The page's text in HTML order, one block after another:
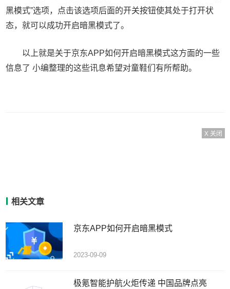
黑模式”选项，点击该选项后面的开关按钮使其处于打开状
态，就可以成功开启暗黑模式了。
以上就是关于京东APP如何开启暗黑模式这方面的一些
信息了 小编整理的这些讯息希望对童鞋们有所帮助。
X 关闭
相关文章
京东APP如何开启暗黑模式
2023-09-09
极氪智能护航火炬传递 中国品牌点亮